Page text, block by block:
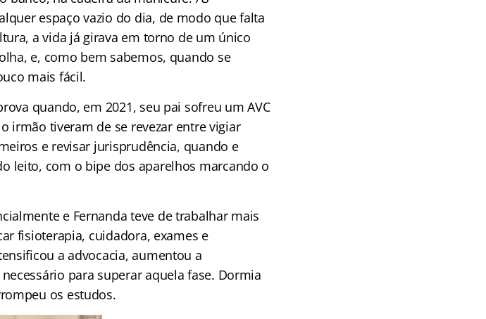
espaço vazio do dia, de modo que falta
a vida já girava em torno de um único
e, como bem sabemos, quando se
mais fácil.
quando, em 2021, seu pai sofreu um AVC
irmão tiveram de se revezar entre vigiar
e revisar jurisprudência, quando e
leito, com o bipe dos aparelhos marcando o
e Fernanda teve de trabalhar mais
fisioterapia, cuidadora, exames e
a advocacia, aumentou a
para superar aquela fase. Dormia
os estudos.